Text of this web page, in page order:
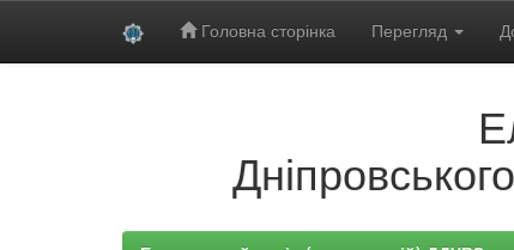
Головна сторінка Перегляд